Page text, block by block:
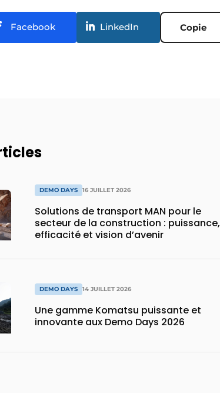
Facebook LinkedIn Copie
DEMO DAYS 16 JUILLET 2026
Solutions de transport MAN pour le
secteur de la construction : puissance,
efficacité et vision d’avenir
DEMO DAYS 14 JUILLET 2026
Une gamme Komatsu puissante et
innovante aux Demo Days 2026